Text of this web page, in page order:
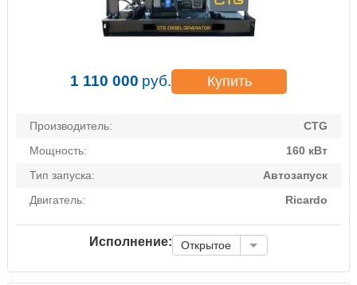
1 110 000 руб. Купить
Производитель:
CTG
Мощность:
160 кВт
Тип запуска:
Автозапуск
Двигатель:
Ricardo
Исполнение: Открытое